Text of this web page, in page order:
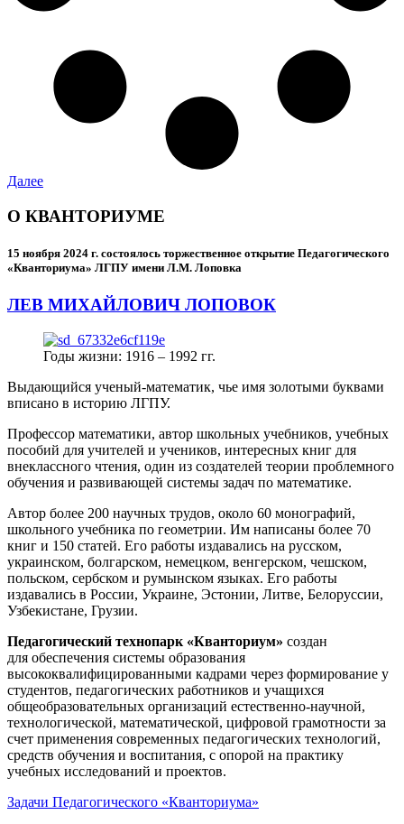
Далее
О КВАНТОРИУМЕ
15 ноября 2024 г. состоялось торжественное открытие Педагогического
«Кванториума» ЛГПУ имени Л.М. Лоповка
ЛЕВ МИХАЙЛОВИЧ ЛОПОВОК
Годы жизни: 1916 – 1992 гг.
Выдающийся ученый-математик, чье имя золотыми буквами
вписано в историю ЛГПУ.
Профессор математики, автор школьных учебников, учебных
пособий для учителей и учеников, интересных книг для
внеклассного чтения, один из создателей теории проблемного
обучения и развивающей системы задач по математике.
Автор более 200 научных трудов, около 60 монографий,
школьного учебника по геометрии. Им написаны более 70
книг и 150 статей. Его работы издавались на русском,
украинском, болгарском, немецком, венгерском, чешском,
польском, сербском и румынском языках. Его работы
издавались в России, Украине, Эстонии, Литве, Белоруссии,
Узбекистане, Грузии.
Педагогический технопарк «Кванториум» создан
для обеспечения системы образования
высококвалифицированными кадрами через формирование у
студентов, педагогических работников и учащихся
общеобразовательных организаций естественно-научной,
технологической, математической, цифровой грамотности за
счет применения современных педагогических технологий,
средств обучения и воспитания, с опорой на практику
учебных исследований и проектов.
Задачи Педагогического «Кванториума»